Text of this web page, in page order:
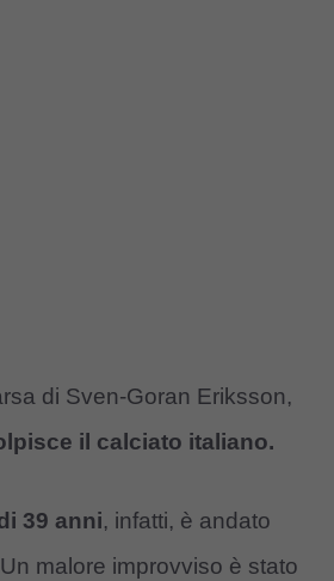
di Sven-Goran Eriksson,
il calciato italiano.
39 anni, infatti, è andato
malore improvviso è stato